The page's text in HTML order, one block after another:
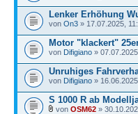
Lenker Erhöhung
von On3 » 17.07.2025,
Motor "klackert"
von Difigiano »
Unruhiges
von Difigiano »
S 1000 R ab
von OSM62 »